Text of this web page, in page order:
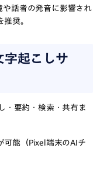
や話者の発音に影響され
奨。
字起こしサ
・要約・検索・共有ま
可能（Pixel端末のAIチ